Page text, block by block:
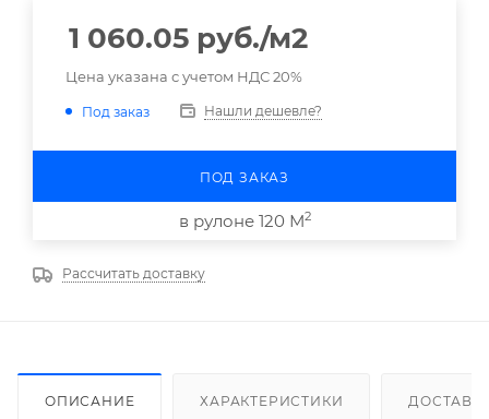
1 060.05 руб./м2
Цена указана с учетом НДС 20%
Под заказ Нашли дешевле?
ПОД ЗАКАЗ
в рулоне 120 М2
Рассчитать доставку
ОПИСАНИЕ ХАРАКТЕРИСТИКИ